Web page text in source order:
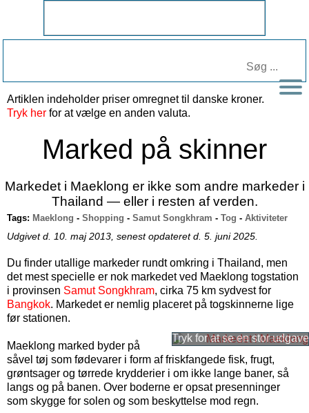
Artiklen indeholder priser omregnet til danske kroner.
Tryk her for at vælge en anden valuta.
Marked på skinner
Markedet i Maeklong er ikke som andre markeder i
Thailand — eller i resten af verden.
Tags: Maeklong - Shopping - Samut Songkhram - Tog - Aktiviteter
Udgivet d. 10. maj 2013, senest opdateret d. 5. juni 2025.
Du finder utallige markeder rundt omkring i Thailand, men
det mest specielle er nok markedet ved Maeklong togstation
i provinsen Samut Songkhram, cirka 75 km sydvest for
Bangkok. Markedet er nemlig placeret på togskinnerne lige
før stationen.
Maeklong marked byder på
såvel tøj som fødevarer i form af friskfangede fisk, frugt,
grøntsager og tørrede krydderier i om ikke lange baner, så
langs og på banen. Over boderne er opsat presenninger
som skygge for solen og som beskyttelse mod regn.